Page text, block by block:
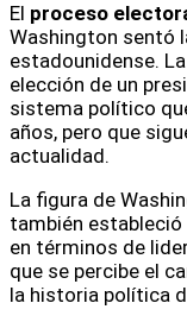
El proceso
Washington sentó
estadounidense.
elección de un
sistema político
años, pero que
actualidad.
La figura de
también estableció
en términos de
que se percibe el
la historia política